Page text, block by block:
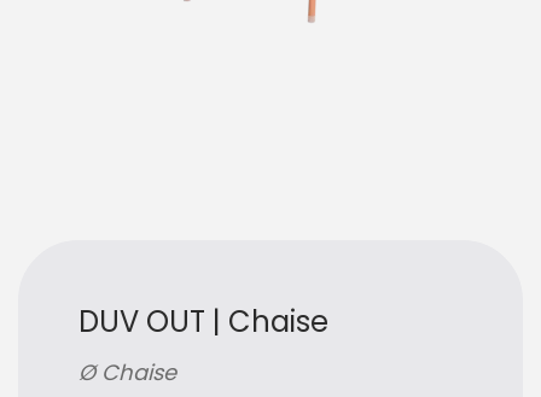
DUV OUT | Chaise
Ø Chaise